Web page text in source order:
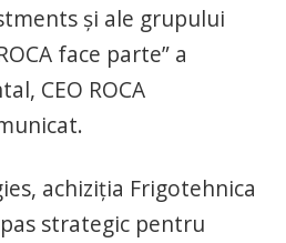
și ale grupului
face parte” a
CEO ROCA
achiziția Frigotehnica
strategic pentru